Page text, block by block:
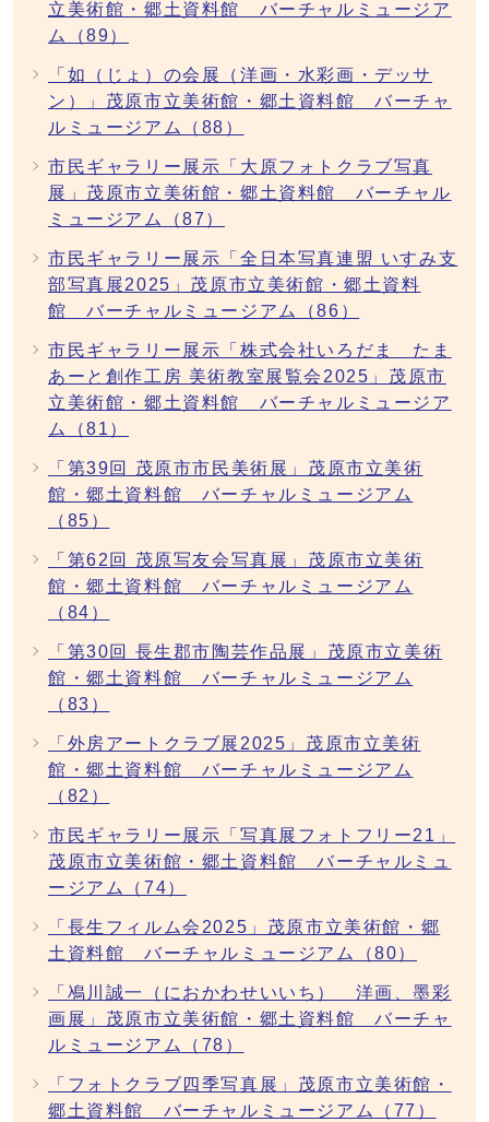
立美術館・郷土資料館 バーチャルミュージア
ム（89）
「如（じょ）の会展（洋画・水彩画・デッサ
ン）」茂原市立美術館・郷土資料館 バーチャ
ルミュージアム（88）
市民ギャラリー展示「大原フォトクラブ写真
展」茂原市立美術館・郷土資料館 バーチャル
ミュージアム（87）
市民ギャラリー展示「全日本写真連盟 いすみ支
部写真展2025」茂原市立美術館・郷土資料
館 バーチャルミュージアム（86）
市民ギャラリー展示「株式会社いろだま たま
あーと創作工房 美術教室展覧会2025」茂原市
立美術館・郷土資料館 バーチャルミュージア
ム（81）
「第39回 茂原市市民美術展」茂原市立美術
館・郷土資料館 バーチャルミュージアム
（85）
「第62回 茂原写友会写真展」茂原市立美術
館・郷土資料館 バーチャルミュージアム
（84）
「第30回 長生郡市陶芸作品展」茂原市立美術
館・郷土資料館 バーチャルミュージアム
（83）
「外房アートクラブ展2025」茂原市立美術
館・郷土資料館 バーチャルミュージアム
（82）
市民ギャラリー展示「写真展フォトフリー21」
茂原市立美術館・郷土資料館 バーチャルミュ
ージアム（74）
「長生フィルム会2025」茂原市立美術館・郷
土資料館 バーチャルミュージアム（80）
「鳰川誠一（におかわせいいち） 洋画、墨彩
画展」茂原市立美術館・郷土資料館 バーチャ
ルミュージアム（78）
「フォトクラブ四季写真展」茂原市立美術館・
郷土資料館 バーチャルミュージアム（77）